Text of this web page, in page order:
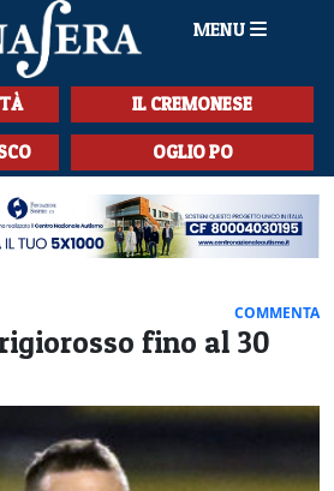
MENU
IL CREMONESE
OGLIO PO
COMMENTA
fino al 30